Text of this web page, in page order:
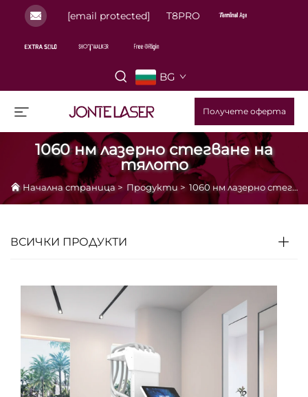
[email protected] T8PRO
BG
Получете оферта
1060 нм лазерно стегване на
тялото
Начална страница> Продукти > 1060 нм лазерно стегване на тялото
ВСИЧКИ ПРОДУКТИ